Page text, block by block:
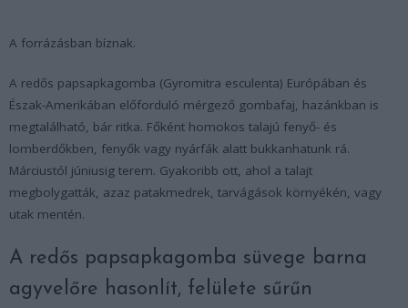
A forrázásban bíznak.
A redős papsapkagomba (Gyromitra esculenta) Európában és
Észak-Amerikában előforduló mérgező gombafaj, hazánkban is
megtalálható, bár ritka. Főként homokos talajú fenyő- és
lomberdőkben, fenyők vagy nyárfák alatt bukkanhatunk rá.
Márciustól júniusig terem. Gyakoribb ott, ahol a talajt
megbolygatták, azaz patakmedrek, tarvágások környékén, vagy
utak mentén.
A redős papsapkagomba süvege barna
agyvelőre hasonlít, felülete sűrűn